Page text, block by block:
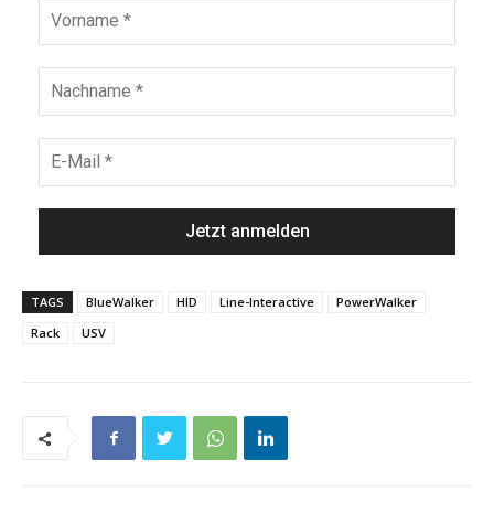
TAGS BlueWalker HID Line-Interactive
PowerWalker
Rack
USV